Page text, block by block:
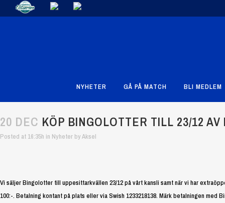
NYHETER GÅ PÅ MATCH BLI MEDLEM
20 DEC KÖP BINGOLOTTER TILL 23/12 AV
Posted at 16:35h in Nyheter byAksel
Vi säljer Bingolotter till uppesittarkvällen 23/12 på vårt kansli samt när vi har
100:-. Betalning kontant på plats eller via Swish 1233218138. Märk betalningen med